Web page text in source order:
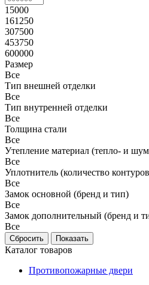
15000
161250
307500
453750
600000
Размер
Все
Тип внешней отделки
Все
Тип внутренней отделки
Все
Толщина стали
Все
Утепление материал (тепло- и
Все
Уплотнитель (количество
Все
Замок основной (бренд и тип)
Все
Замок дополнительный (бренд и
Все
Каталог товаров
Противопожарные двери